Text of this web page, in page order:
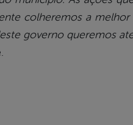
colheremos a
governo queremos